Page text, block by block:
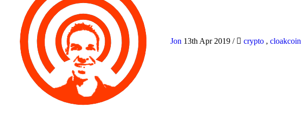
Jon 13th Apr 2019 / crypto , cloakcoin